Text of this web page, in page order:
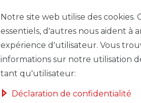
Notre site web utilise des cookies.
essentiels, d'autres nous aident à
expérience d'utilisateur. Vous
informations sur notre utilisation
tant qu'utilisateur:
Déclaration de confidentialité